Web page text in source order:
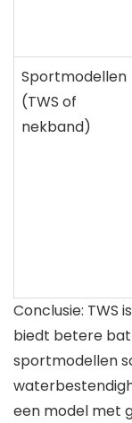
Sportmodellen
(TWS of
nekband)
Conclusie:
biedt betere
sportmodellen
een model met